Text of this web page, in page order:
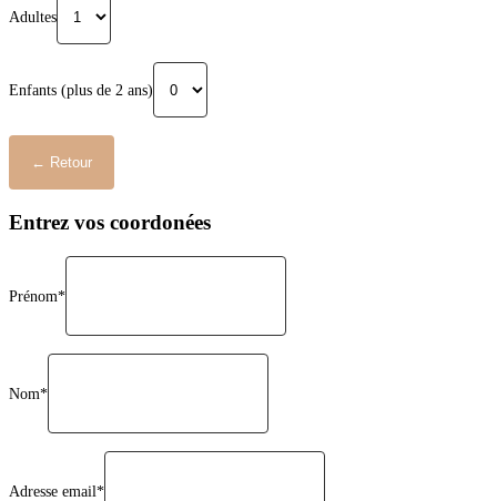
Adultes
Enfants (plus de 2 ans)
Entrez vos coordonées
Prénom*
Nom*
Adresse email*